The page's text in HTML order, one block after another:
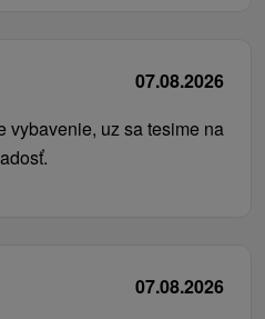
07.08.2026
vybavenie, uz sa tesime na
07.08.2026